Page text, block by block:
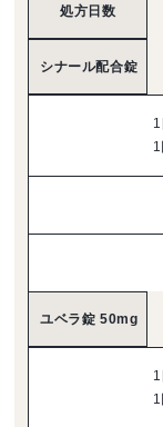
処方日数
シナール配合錠
ユベラ錠 50mg